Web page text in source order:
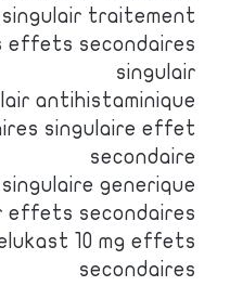
traitement
effets secondaires
singulair
antihistaminique
singulaire effet
secondaire
generique
effets secondaires
10 mg effets
secondaires